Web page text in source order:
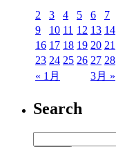
« 1月 3月 »
2
3 4 5 6 7
9
10 11 12 13 14
16 17 18 19 20 21
23 24 25 26 27 28
Search